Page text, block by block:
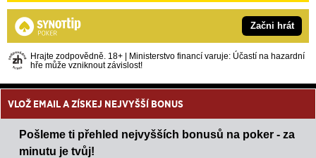
Začni hrát
Hrajte zodpovědně. 18+ | Ministerstvo financí varuje: Účastí na hazardní
hře může vzniknout závislost!
VLOŽ EMAIL A ZÍSKEJ NEJVYŠŠÍ BONUS
Pošleme ti přehled nejvyšších bonusů na poker - za
minutu je tvůj!